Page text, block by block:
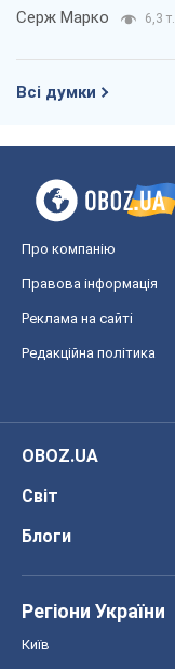
Серж Марко 6,3 т.
Всі думки
Про компанію
Правова інформація
Реклама на сайті
Редакційна політика
OBOZ.UA
Світ
Блоги
Регіони України
Київ